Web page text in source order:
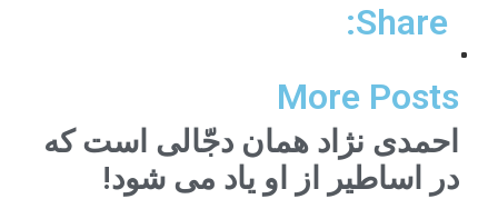
Share:
More Posts
احمدی نژاد همان دجّالی است که
در اساطیر از او یاد می شود!